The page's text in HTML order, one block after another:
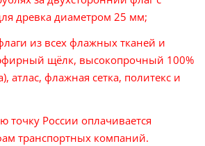
древка диаметром 25 мм;
из всех флажных тканей и
щёлк, высокопрочный 100%
атлас, флажная сетка, политекс и
точку России оплачивается
транспортных компаний.